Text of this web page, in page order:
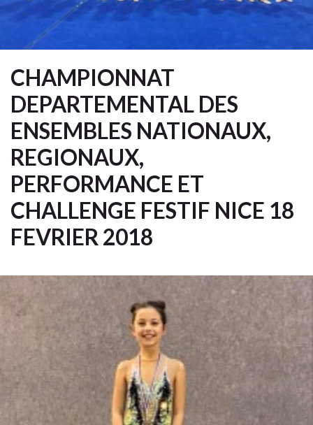
CHAMPIONNAT
DEPARTEMENTAL DES
ENSEMBLES NATIONAUX,
REGIONAUX,
PERFORMANCE ET
CHALLENGE FESTIF NICE 18
FEVRIER 2018